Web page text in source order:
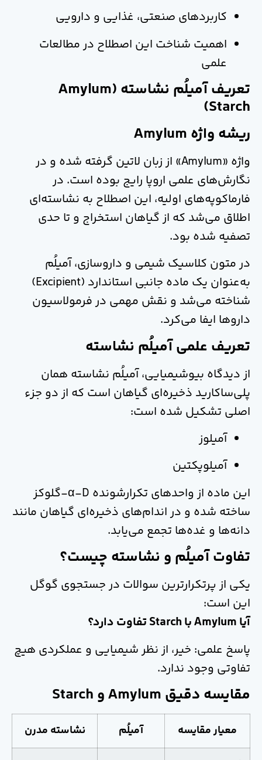
کاربردهای صنعتی، غذایی و دارویی
اهمیت شناخت این اصطلاح در مطالعات
علمی
تعریف آمیلُم نشاسته (Amylum
Starch)
ریشه واژه Amylum
واژه «Amylum» از زبان لاتین گرفته شده و در
نگارش‌های علمی اروپا رایج بوده است. در
فارماکوپه‌های اولیه، این اصطلاح به نشاسته‌ای
اطلاق می‌شد که از گیاهان استخراج و تا حدی
تصفیه شده بود.
در متون کلاسیک شیمی و داروسازی، آمیلُم
به‌عنوان یک ماده جانبی استاندارد (Excipient)
شناخته می‌شد و نقش مهمی در فرمولاسیون
داروها ایفا می‌کرد.
تعریف علمی آمیلُم نشاسته
از دیدگاه بیوشیمیایی، آمیلُم نشاسته همان
پلی‌ساکارید ذخیره‌ای گیاهان است که از دو جزء
اصلی تشکیل شده است:
آمیلوز
آمیلوپکتین
این ماده از واحدهای تکرارشونده α-D-گلوکز
ساخته شده و در اندام‌های ذخیره‌ای گیاهان مانند
دانه‌ها و غده‌ها تجمع می‌یابد.
تفاوت آمیلُم و نشاسته چیست؟
یکی از پرتکرارترین سوالات در جستجوی گوگل
این است:
آیا Amylum با Starch تفاوت دارد؟
پاسخ علمی: خیر، از نظر شیمیایی و عملکردی هیچ
تفاوتی وجود ندارد.
مقایسه دقیق Amylum و Starch
معیار مقایسه آمیلُم نشاسته مدرن